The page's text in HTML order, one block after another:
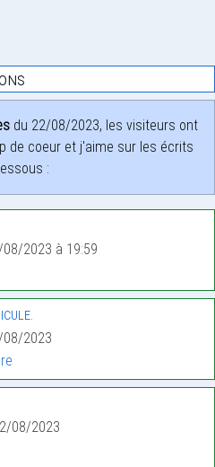
du 22/08/2023, les visiteurs ont
de coeur et j'aime sur les écrits
:
08/2023 à 19:59
08/2023
08/2023